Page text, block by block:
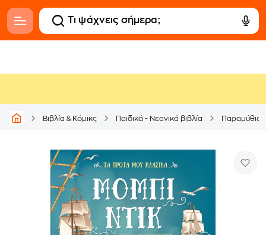
Βιβλία & Κόμικς Παιδικά - Νεανικά βιβλία Παραμύθια